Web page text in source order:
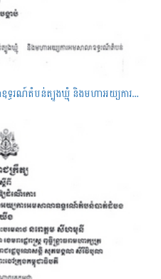
ព្រះរាជក្រឹត្យស្តីពីដាក់ឲ្យដំណើរការសាលាឧទ្ធរណ៍តំបន់ត្បូងឃ្មុំ និងមហាអយ្យការអមសាលាឧទ្ធរណ៍តំបន់ត្បូងឃ្មុំ